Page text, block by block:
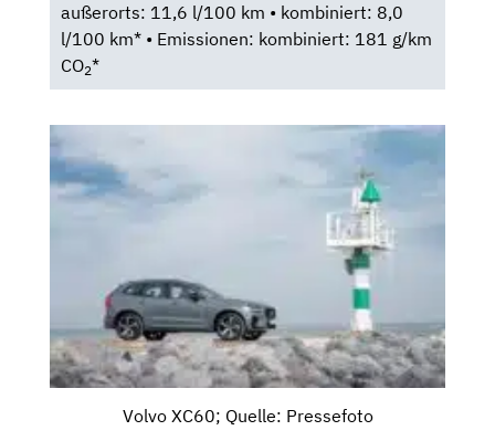
außerorts: 11,6 l/100 km • kombiniert: 8,0
l/100 km* • Emissionen: kombiniert: 181 g/km
CO2*
Volvo XC60; Quelle: Pressefoto